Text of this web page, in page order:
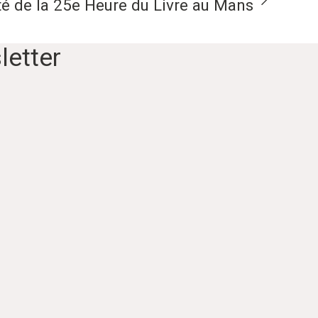
de la 25e Heure du Livre au Mans